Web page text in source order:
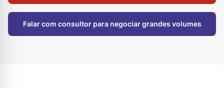
Falar com consultor para negociar grandes volumes